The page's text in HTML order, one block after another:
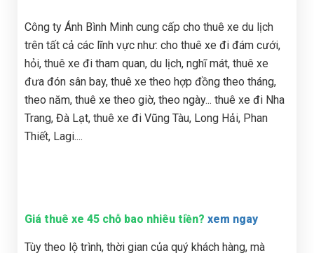
Công ty Ánh Bình Minh cung cấp cho thuê xe du lịch
trên tất cả các lĩnh vực như: cho thuê xe đi đám cưới,
hỏi, thuê xe đi tham quan, du lịch, nghĩ mát, thuê xe
đưa đón sân bay, thuê xe theo hợp đồng theo tháng,
theo năm, thuê xe theo giờ, theo ngày... thuê xe đi Nha
Trang, Đà Lạt, thuê xe đi Vũng Tàu, Long Hải, Phan
Thiết, Lagi....
Giá thuê xe 45 chỗ bao nhiêu tiền? xem ngay
Tùy theo lộ trình, thời gian của quý khách hàng, mà